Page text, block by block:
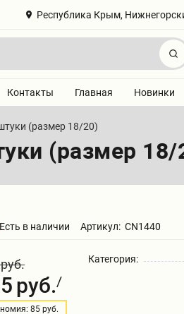
Республика Крым,
Контакты Главная Новинки
(размер 18/20)
(размер 18/
Есть в наличии Артикул: CN1440
руб./
85 руб.
Категория: